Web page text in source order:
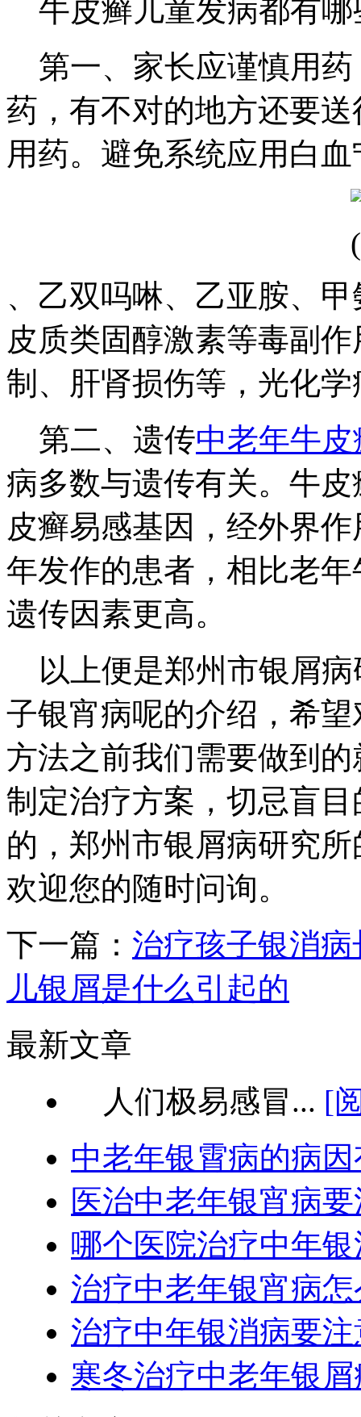
牛皮癣儿童发病都有哪
第一、家长应谨慎用药
药，有不对的地方还要
用药。避免系统应用白血
、乙双吗啉、乙亚胺、
皮质类固醇激素等毒副
制、肝肾损伤等，光化
第二、遗传中老年牛
病多数与遗传有关。牛
皮癣易感基因，经外界
年发作的患者，相比老
遗传因素更高。
以上便是郑州市银屑病
子银宵病呢的介绍，希
方法之前我们需要做到
制定治疗方案，切忌盲
的，郑州市银屑病研究所
欢迎您的随时问询。
下一篇： 治疗孩子银消
儿银屑是什么引起的
最新文章
人们极易感冒... [
中老年银霄病的病
医治中老年银宵病
哪个医院治疗中年
治疗中老年银宵病
治疗中年银消病要
寒冬治疗中老年银